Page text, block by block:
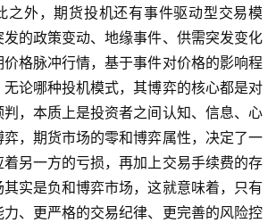
之外，期货投机还有事件驱动型交易模
的政策变动、地缘事件、供需突发变化
格脉冲行情，基于事件对价格的影响程
论哪种投机模式，其博弈的核心都是对
，本质上是投资者之间认知、信息、心
，期货市场的零和博弈属性，决定了一
另一方的亏损，再加上交易手续费的存
实是负和博弈市场，这就意味着，只有
、更严格的交易纪律、更完善的风险控